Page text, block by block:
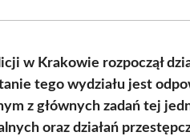
w Krakowie rozpoczął
tego wydziału jest
z głównych zadań tej
oraz działań